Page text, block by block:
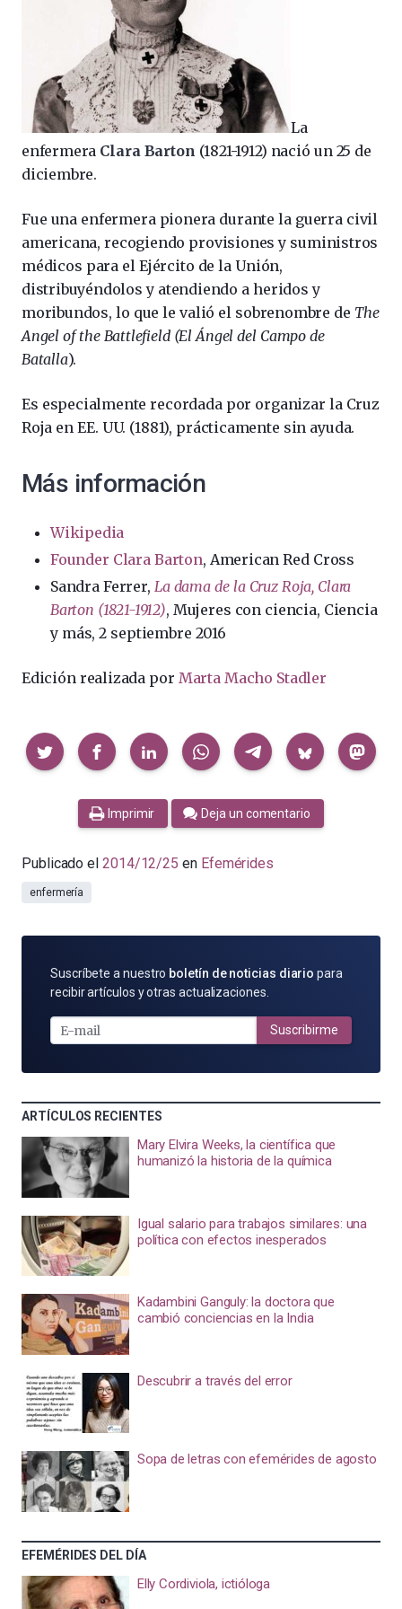
La
enfermera Clara Barton (1821-1912) nació un 25 de
diciembre.
Fue una enfermera pionera durante la guerra civil
americana, recogiendo provisiones y suministros
médicos para el Ejército de la Unión,
distribuyéndolos y atendiendo a heridos y
moribundos, lo que le valió el sobrenombre de The
Angel of the Battlefield (El Ángel del Campo de
Batalla).
Es especialmente recordada por organizar la Cruz
Roja en EE. UU. (1881), prácticamente sin ayuda.
Más información
Wikipedia
Founder Clara Barton, American Red Cross
Sandra Ferrer, La dama de la Cruz Roja, Clara
Barton (1821-1912), Mujeres con ciencia, Ciencia
y más, 2 septiembre 2016
Edición realizada por Marta Macho Stadler
Compartir
Imprimir Deja un comentario
Publicado el 2014/12/25 en Efemérides
enfermería
SUSCRÍBETE
POR
MAIL
Suscríbete a nuestro boletín de noticias diario para
recibir artículos y otras actualizaciones.
Suscribirme
ARTÍCULOS RECIENTES
Mary Elvira Weeks, la científica que
humanizó la historia de la química
Igual salario para trabajos similares: una
política con efectos inesperados
Kadambini Ganguly: la doctora que
cambió conciencias en la India
Descubrir a través del error
Sopa de letras con efemérides de agosto
EFEMÉRIDES DEL DÍA
Elly Cordiviola, ictióloga